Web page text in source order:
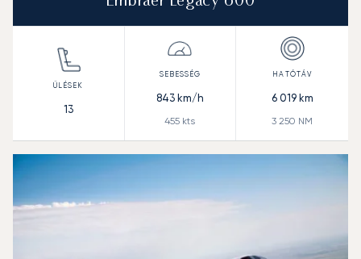
13
843km/h
455 kts
6 019km
3 250 NM